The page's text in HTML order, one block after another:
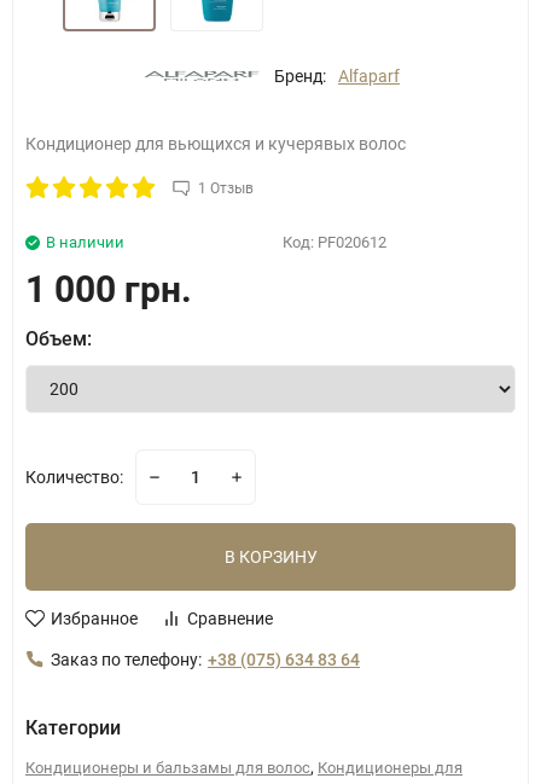
Бренд: Alfaparf
Кондиционер для вьющихся и кучерявых волос
1 Отзыв
Код: PF020612
В наличии
1 000 грн.
Объем:
Количество:
В КОРЗИНУ
Избранное Сравнение
Заказ по телефону: +38 (075) 634 83 64
Категории
Кондиционеры и бальзамы для волос, Кондиционеры для